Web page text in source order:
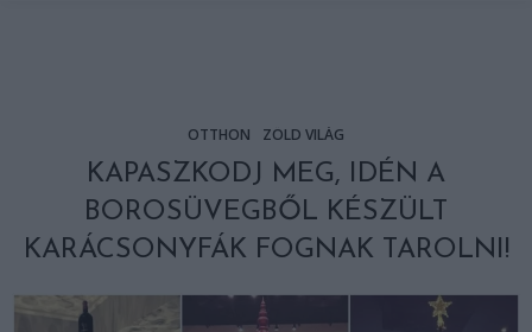
OTTHON ZÖLD VILÁG
KAPASZKODJ MEG, IDÉN A
BOROSÜVEGBŐL KÉSZÜLT
KARÁCSONYFÁK FOGNAK TAROLNI!